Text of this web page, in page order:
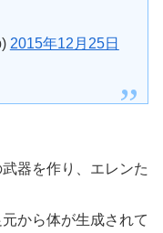
2015年12月25日
器を作り、エレンた
から体が生成されて